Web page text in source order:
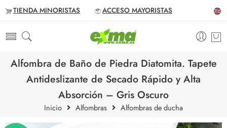
TIENDA MINORISTAS ACCESO MAYORISTAS
Alfombra de Baño de Piedra Diatomita. Tapete
Antideslizante de Secado Rápido y Alta
Absorción – Gris Oscuro
Inicio Alfombras Alfombras de ducha